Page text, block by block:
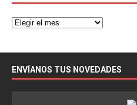
ENVÍANOS TUS NOVEDADES